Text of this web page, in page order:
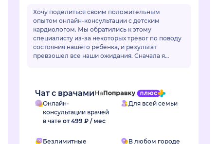
Хочу поделиться своим положительным
опытом онлайн-консультации с детским
кардиологом. Мы обратились к этому
специалисту из-за некоторых тревог по поводу
состояния нашего ребенка, и результат
превзошел все наши ожидания. Сначала я
Чат с врачами
Онлайн-
консультации врачей
в чате от 499 ₽ / мес
Для всей семьи
Безлимитные В любом городе